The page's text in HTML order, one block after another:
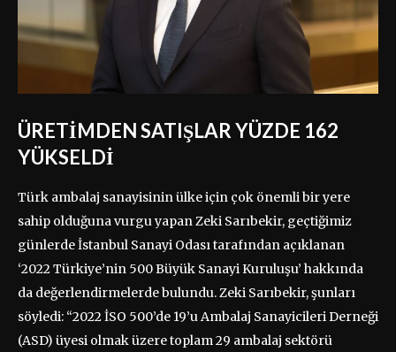
ÜRETİMDEN SATIŞLAR YÜZDE 162
YÜKSELDİ
Türk ambalaj sanayisinin ülke için çok önemli bir yere
sahip olduğuna vurgu yapan Zeki Sarıbekir, geçtiğimiz
günlerde İstanbul Sanayi Odası tarafından açıklanan
‘2022 Türkiye’nin 500 Büyük Sanayi Kuruluşu’ hakkında
da değerlendirmelerde bulundu. Zeki Sarıbekir, şunları
söyledi: “2022 İSO 500’de 19’u Ambalaj Sanayicileri Derneği
(ASD) üyesi olmak üzere toplam 29 ambalaj sektörü